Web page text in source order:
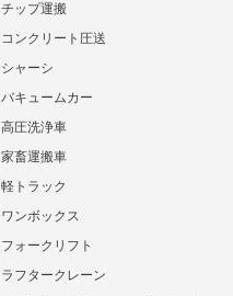
チップ運搬
コンクリート圧送
シャーシ
バキュームカー
高圧洗浄車
家畜運搬車
軽トラック
ワンボックス
フォークリフト
ラフタークレーン